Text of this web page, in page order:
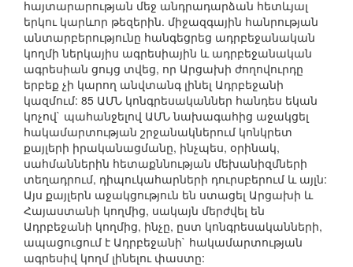
հայտարարության մեջ անդրադարձան հետևյալ
երկու կարևոր թեզերին. միջազգային հանրության
անտարբերությունը հանգեցրեց ադրբեջանական
կողմի ներկայիս ագրեսիային և ադրբեջանական
ագրեսիան ցույց տվեց, որ Արցախի ժողովուրդը
երբեք չի կարող անվտանգ լինել Ադրբեջանի
կազմում: 85 ԱՄՆ կոնգրեսականներ հանդես եկան
կոչով` պահանջելով ԱՄՆ նախագահից աջակցել
հակամարտության շրջանակներում կոնկրետ
քայլերի իրականացմանը, ինչպես, օրինակ,
սահմաններին հետաքննության մեխանիզմների
տեղադրում, դիպուկահարների դուրսբերում և այլն:
Այս քայլերն աջակցություն են ստացել Արցախի և
Հայաստանի կողմից, սակայն մերժվել են
Ադրբեջանի կողմից, ինչը, ըստ կոնգրեսականների,
ապացուցում է Ադրբեջանի` հակամարտության
ագրեսիվ կողմ լինելու փաստը: